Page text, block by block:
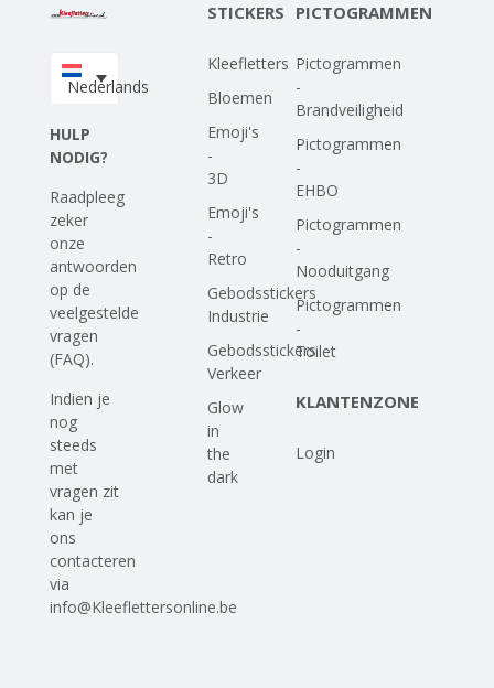
Upload je eigen ontwerp
Nederlands
HULP
NODIG?
Raadpleeg
zeker
onze
antwoorden
op de
veelgestelde
vragen
(FAQ).
Indien je
nog
steeds
met
vragen zit
kan je
ons
contacteren
via
info@Kleeflettersonline.be
STICKERS
Kleefletters
Bloemen
Emoji's
-
3D
Emoji's
-
Retro
Gebodsstickers
Industrie
Gebodsstickers
Verkeer
Glow
in
the
dark
PICTOGRAMMEN
Pictogrammen
-
Brandveiligheid
Pictogrammen
-
EHBO
Pictogrammen
-
Nooduitgang
Pictogrammen
-
Toilet
KLANTENZONE
Login